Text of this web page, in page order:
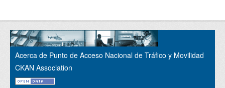
Acerca de Punto de Acceso Nacional de Tráfico y Movilidad
CKAN Association